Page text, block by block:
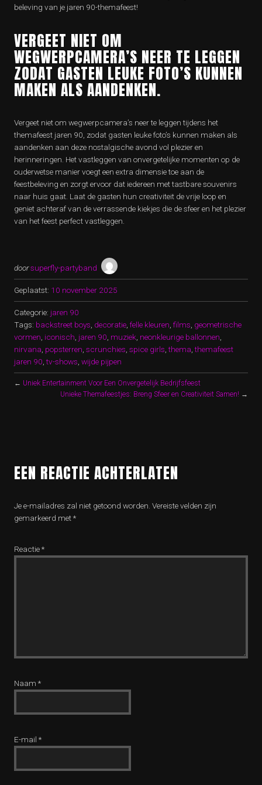
beleving van je jaren 90-themafeest!
VERGEET NIET OM
WEGWERPCAMERA’S NEER TE LEGGEN
ZODAT GASTEN LEUKE FOTO’S KUNNEN
MAKEN ALS AANDENKEN.
Vergeet niet om wegwerpcamera’s neer te leggen tijdens het
themafeest jaren 90, zodat gasten leuke foto’s kunnen maken als
aandenken aan deze nostalgische avond vol plezier en
herinneringen. Het vastleggen van onvergetelijke momenten op de
ouderwetse manier voegt een extra dimensie toe aan de
feestbeleving en zorgt ervoor dat iedereen met tastbare souvenirs
naar huis gaat. Laat de gasten hun creativiteit de vrije loop en
geniet achteraf van de verrassende kiekjes die de sfeer en het plezier
van het feest perfect vastleggen.
doorsuperfly-partyband
Geplaatst: 10 november 2025
Categorie: jaren 90
Tags: backstreet boys decoratie felle kleuren films geometrische
vormen iconisch jaren 90 muziek neonkleurige ballonnen
nirvana popsterren scrunchies spice girls ,thema ,themafeest
jaren 90 ,tv-shows wijde pijpen
← Uniek Entertainment Voor Een Onvergetelijk Bedrijfsfeest
Unieke Themafeestjes: Breng Sfeer en Creativiteit Samen! →
EEN REACTIE ACHTERLATEN
Je e-mailadres zal niet getoond worden. Vereiste velden zijn
gemarkeerd met*
Reactie*
Naam *
E-mail *